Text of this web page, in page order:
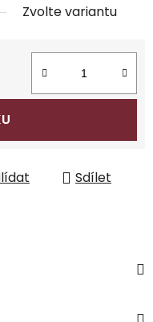
Zvolte variantu
Sdílet